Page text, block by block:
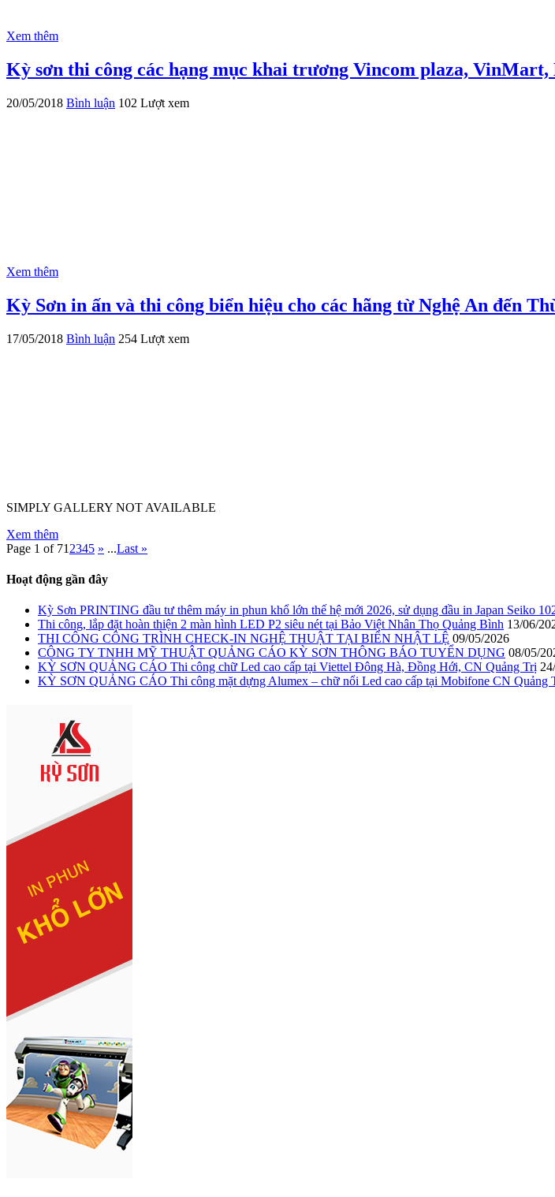
Xem thêm
Kỳ sơn thi công các hạng mục khai trương Vincom plaza, VinMart,
20/05/2018 Bình luận 102 Lượt xem
Xem thêm
Kỳ Sơn in ấn và thi công biển hiệu cho các hãng từ Nghệ An đến
17/05/2018 Bình luận 254 Lượt xem
SIMPLY GALLERY NOT AVAILABLE
Xem thêm
Page 1 of 71 2345 » ...Last »
Hoạt động gần đây
Kỳ Sơn PRINTING đầu tư thêm máy in phun khổ lớn thế hệ mới 2026, sử dụng đầu in Japan Seiko
Thi công, lắp đặt hoàn thiện 2 màn hình LED P2 siêu nét tại Bảo Việt Nhân Thọ Quảng Bình 13/06/
THI CÔNG CÔNG TRÌNH CHECK-IN NGHỆ THUẬT TẠI BIỂN NHẬT LỆ 09/05/2026
CÔNG TY TNHH MỸ THUẬT QUẢNG CÁO KỲ SƠN THÔNG BÁO TUYỂN DỤNG 08/05/
KỲ SƠN QUẢNG CÁO Thi công chữ Led cao cấp tại Viettel Đông Hà, Đồng Hới, CN Quảng Trị
KỲ SƠN QUẢNG CÁO Thi công mặt dựng Alumex – chữ nổi Led cao cấp tại Mobifone CN Quảng